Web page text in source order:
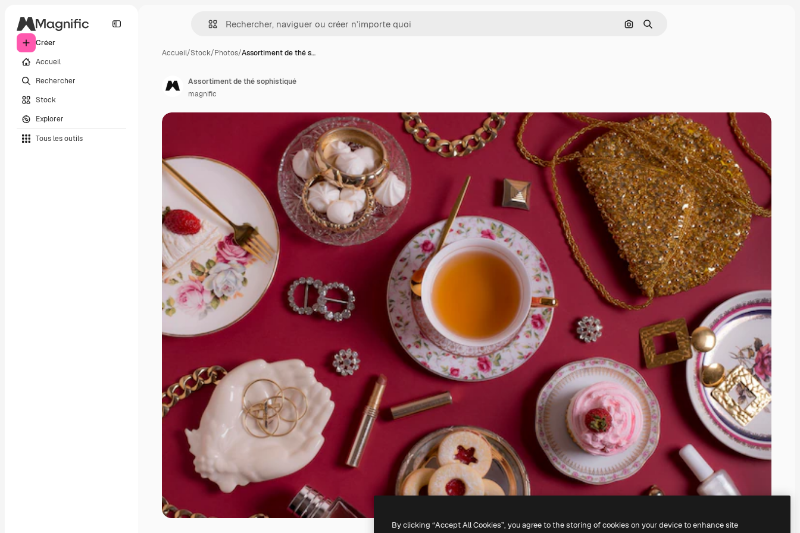
Créer
Accueil
Rechercher
Stock
Explorer
Tous les outils
Rechercher par image
Rechercher
Accueil/Stock/Photos/Assortiment de thé s…
Assortiment de thé sophistiqué
magnific
By clicking “Accept All Cookies”, you agree to the storing of cookies on your device to enhance site